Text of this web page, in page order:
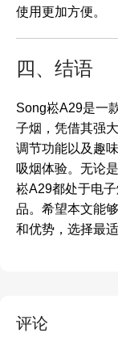
使用更加方便。
四、结语
Song崧A29是一
子烟，凭借其强
调节功能以及趣
吸烟体验。无论
崧A29都处于电
品。希望本文能
和优势，选择最
评论